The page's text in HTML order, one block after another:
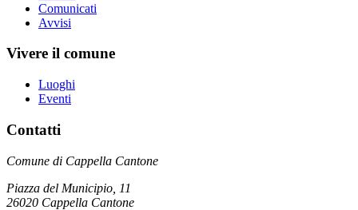
Comunicati
Avvisi
Vivere il comune
Luoghi
Eventi
Contatti
Comune di Cappella Cantone
Piazza del Municipio, 11
26020 Cappella Cantone